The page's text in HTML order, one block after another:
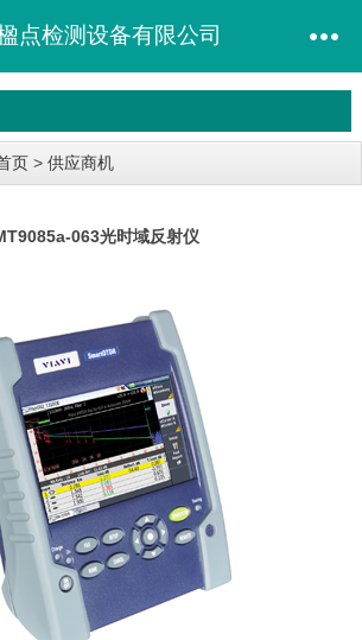
楹点检测设备有限公司
页 > 供应商机
063光时域反射仪